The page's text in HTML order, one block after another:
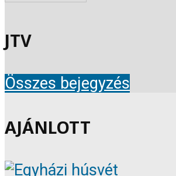
JTV
Összes bejegyzés
AJÁNLOTT